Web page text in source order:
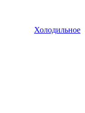
Холодильное